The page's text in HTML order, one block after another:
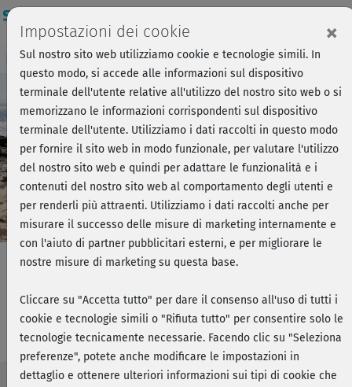
Play
Video
Breve anteprima - Forza, si parte! Accedi
Bodywork & Pilates Flow - Workout
2
Impostazioni dei cookie ×
Sul nostro sito web utilizziamo cookie e tecnologie simili. In
questo modo, si accede alle informazioni sul dispositivo
terminale dell'utente relative all'utilizzo del nostro sito web o si
memorizzano le informazioni corrispondenti sul dispositivo
terminale dell'utente. Utilizziamo i dati raccolti in questo modo
per fornire il sito web in modo funzionale, per valutare l'utilizzo
del nostro sito web e quindi per adattare le funzionalità e i
contenuti del nostro sito web al comportamento degli utenti e
per renderli più attraenti. Utilizziamo i dati raccolti anche per
misurare il successo delle misure di marketing internamente e
con l'aiuto di partner pubblicitari esterni, e per migliorare le
nostre misure di marketing su questa base.
Cliccare su "Accetta tutto" per dare il consenso all'uso di tutti i
cookie e tecnologie simili o "Rifiuta tutto" per consentire solo le
tecnologie tecnicamente necessarie. Facendo clic su "Seleziona
preferenze", potete anche modificare le impostazioni in
dettaglio e ottenere ulteriori informazioni sui tipi di cookie che